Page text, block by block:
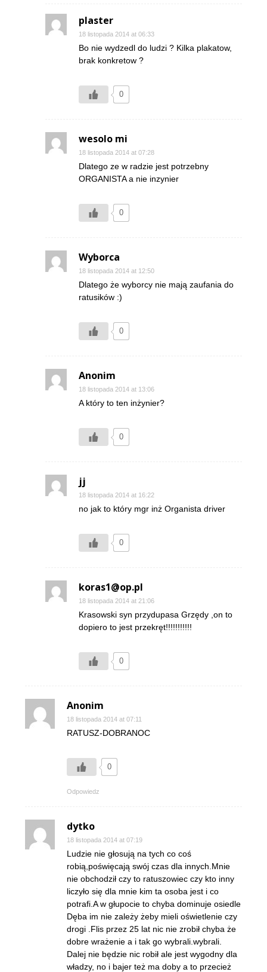
plaster
18 listopada 2014 at 06:33
Bo nie wydzedl do ludzi ? Kilka plakatow,
brak konkretow ?
0
wesolo mi
18 listopada 2014 at 07:28
Dlatego ze w radzie jest potrzebny
ORGANISTA a nie inzynier
0
Wyborca
18 listopada 2014 at 12:50
Dlatego że wyborcy nie mają zaufania do
ratusików :)
0
Anonim
18 listopada 2014 at 13:06
A który to ten inżynier?
0
jj
18 listopada 2014 at 16:22
no jak to który mgr inż Organista driver
0
koras1@op.pl
18 listopada 2014 at 21:06
Krasowski syn przydupasa Grzędy ,on to
dopiero to jest przekręt!!!!!!!!!!!
0
Anonim
18 listopada 2014 at 07:11
RATUSZ-DOBRANOC
0
Odpowiedz
dytko
18 listopada 2014 at 07:19
Ludzie nie głosują na tych co coś
robią,poświęcają swój czas dla innych.Mnie
nie obchodził czy to ratuszowiec czy kto inny
liczyło się dla mnie kim ta osoba jest i co
potrafi.A w głupocie to chyba dominuje osiedle
Dęba im nie zależy żeby mieli oświetlenie czy
drogi .Flis przez 25 lat nic nie zrobił chyba że
dobre wrażenie a i tak go wybrali.wybrali.
Dalej nie będzie nic robił ale jest wygodny dla
władzy, no i bajer też ma doby a to przecież